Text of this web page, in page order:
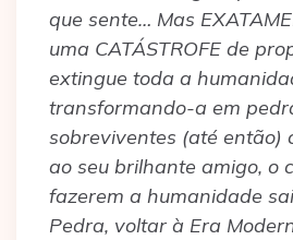
que sente… Mas
uma CATÁSTROFE de
extingue toda a
transformando-a em
sobreviventes (até então)
ao seu brilhante amigo, o
fazerem a humanidade
Pedra, voltar à Era